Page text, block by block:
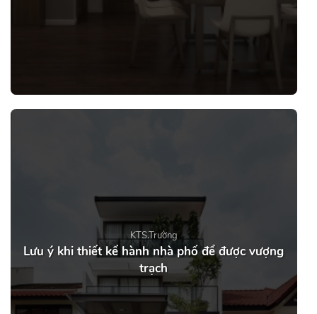
KTS.Trường
Lưu ý khi thiết kế hành nhà phố để được vượng
trạch